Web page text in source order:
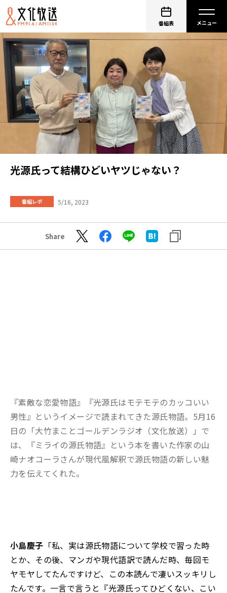
番組表
光源氏って結構ひどいヤツじゃない？
番組レポ 5/16, 2023
Share
『素敵な恋愛物語』『光源氏はモテモテのカッコいい
男性』というイメージで読まれてきた源氏物語。5月16
日の「大竹まことゴールデンラジオ（文化放送）」で
は、『ミライの源氏物語』という本を書いた作家の山
崎ナオコーラさんが現代風解釈で源氏物語の新しい魅
力を伝えてくれた。
小島慶子 「私、実は源氏物語について学校で習った時
とか、その後、マンガや現代語訳で読んだ時、毎回モ
ヤモヤしてたんですけど、この本読んで凄いスッキリし
たんです。一言で言うと『光源氏ってひどくない、こい